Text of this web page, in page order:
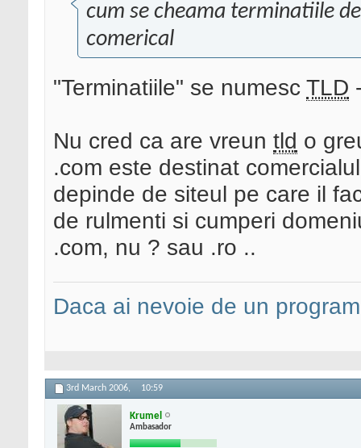
cum se cheama terminatiile
comerical
"Terminatiile" se numesc TLD
Nu cred ca are vreun tld o
.com este destinat
depinde de siteul pe care il
de rulmenti si cumperi
.com, nu ? sau .ro ..
Daca ai nevoie de un
3rd March 2006, 10:59
Krumel
Ambasador